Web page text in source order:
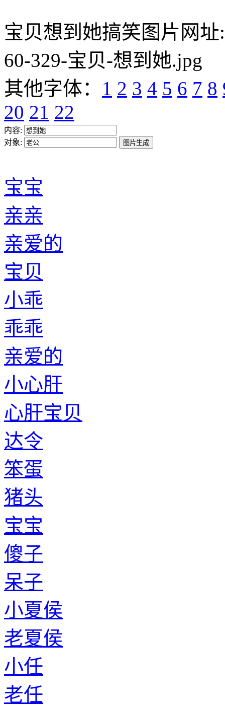
宝贝想到她搞笑图片网址
60-329-宝贝-想到她.jpg
其他字体： 1 2 3 4 5 6 7 8
20 21 22
内容:
对象:
宝宝
亲亲
亲爱的
宝贝
小乖
乖乖
亲爱的
小心肝
心肝宝贝
达令
笨蛋
猪头
宝宝
傻子
呆子
小夏侯
老夏侯
小任
老任